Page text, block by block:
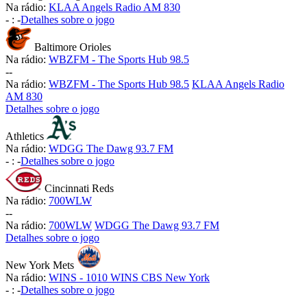
Na rádio: KLAA Angels Radio AM 830
- : -Detalhes sobre o jogo
Baltimore Orioles
Na rádio: WBZFM - The Sports Hub 98.5
--
Na rádio: WBZFM - The Sports Hub 98.5 KLAA Angels Radio
AM 830
Detalhes sobre o jogo
Athletics
Na rádio: WDGG The Dawg 93.7 FM
- : -Detalhes sobre o jogo
Cincinnati Reds
Na rádio: 700WLW
--
Na rádio: 700WLW WDGG The Dawg 93.7 FM
Detalhes sobre o jogo
New York Mets
Na rádio: WINS - 1010 WINS CBS New York
- : -Detalhes sobre o jogo